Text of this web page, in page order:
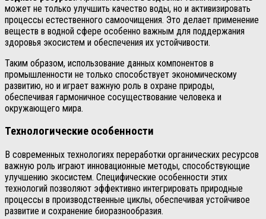
может не только улучшить качество воды, но и активизировать
процессы естественного самоочищения. Это делает применение
веществ в водной сфере особенно важным для поддержания
здоровья экосистем и обеспечения их устойчивости.
Таким образом, использование данных компонентов в
промышленности не только способствует экономическому
развитию, но и играет важную роль в охране природы,
обеспечивая гармоничное сосуществование человека и
окружающего мира.
Технологические особенности
В современных технологиях переработки органических ресурсов
важную роль играют инновационные методы, способствующие
улучшению экосистем. Специфические особенности этих
технологий позволяют эффективно интегрировать природные
процессы в производственные циклы, обеспечивая устойчивое
развитие и сохранение биоразнообразия.